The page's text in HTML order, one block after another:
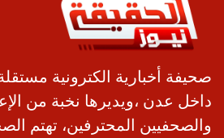
صحيفة أخبارية الكترونية
داخل عدن ،ويديرها نخبة من
والصحفيين المحترفين، تهتم